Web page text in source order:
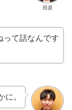
田原
って話なんです
に。